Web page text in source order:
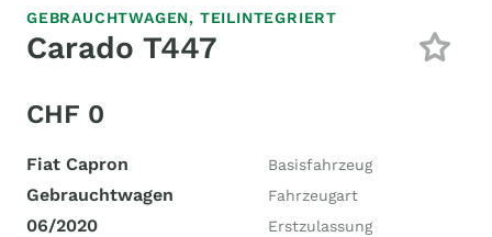
GEBRAUCHTWAGEN, TEILINTEGRIERT
Carado T447
CHF 0
Fiat Capron Basisfahrzeug
Gebrauchtwagen Fahrzeugart
06/2020 Erstzulassung